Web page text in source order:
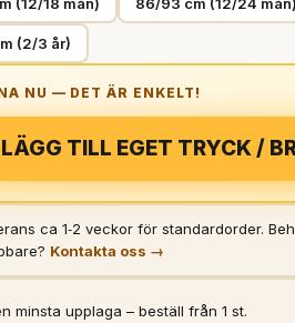
(2/3 år)
LÄGG TILL EGET TRYCK /
ca 1‑2 veckor för standardorder.
Kontakta oss →
minsta upplaga – beställ från 1 st.